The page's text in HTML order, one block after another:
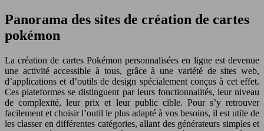
Panorama des sites de création de cartes
pokémon
La création de cartes Pokémon personnalisées en ligne est devenue
une activité accessible à tous, grâce à une variété de sites web,
d’applications et d’outils de design spécialement conçus à cet effet.
Ces plateformes se distinguent par leurs fonctionnalités, leur niveau
de complexité, leur prix et leur public cible. Pour s’y retrouver
facilement et choisir l’outil le plus adapté à vos besoins, il est utile de
les classer en différentes catégories, allant des générateurs simples et